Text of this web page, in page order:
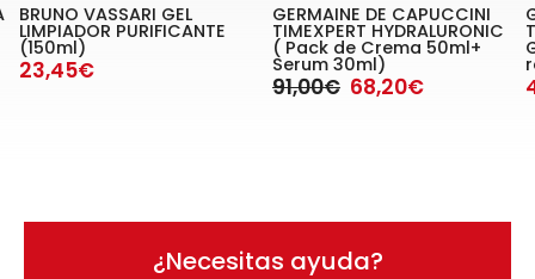
BRUNO VASSARI GEL
LIMPIADOR PURIFICANTE
(150ml)
23,45€
GERMAINE DE CAPUCCINI
TIMEXPERT HYDRALURONIC
( Pack de Crema 50ml+
Serum 30ml)
91,00€ 68,20€
¿Necesitas ayuda?